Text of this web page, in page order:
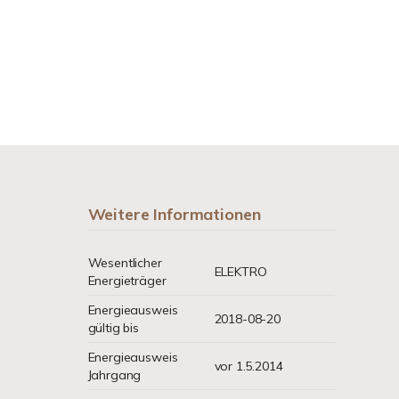
Weitere Informationen
Wesentlicher
Energieträger
ELEKTRO
Energieausweis
gültig bis
2018-08-20
Energieausweis
Jahrgang
vor 1.5.2014